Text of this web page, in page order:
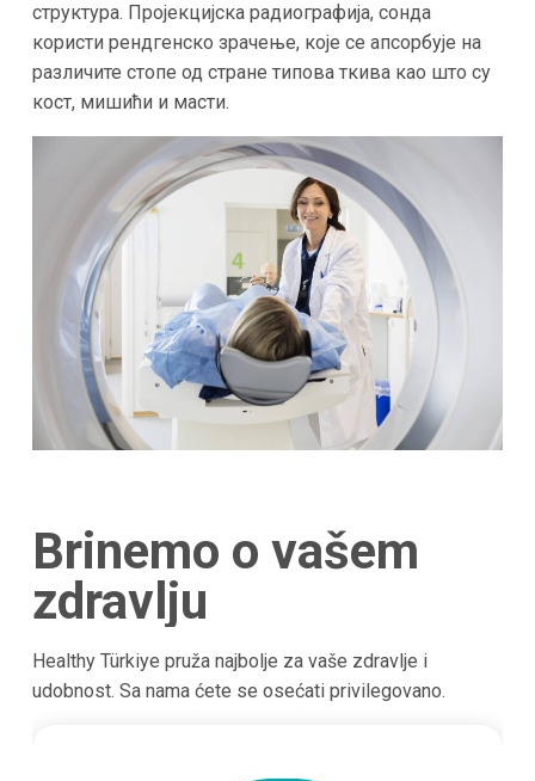
структура. Пројекцијска радиографија, сонда
користи рендгенско зрачење, које се апсорбује на
различите стопе од стране типова ткива као што су
кост, мишићи и масти.
Brinemo o vašem
zdravlju
Healthy Türkiye pruža najbolje za vaše zdravlje i
udobnost. Sa nama ćete se osećati privilegovano.